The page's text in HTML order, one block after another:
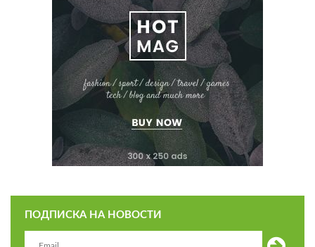
ПОДПИСКА НА НОВОСТИ